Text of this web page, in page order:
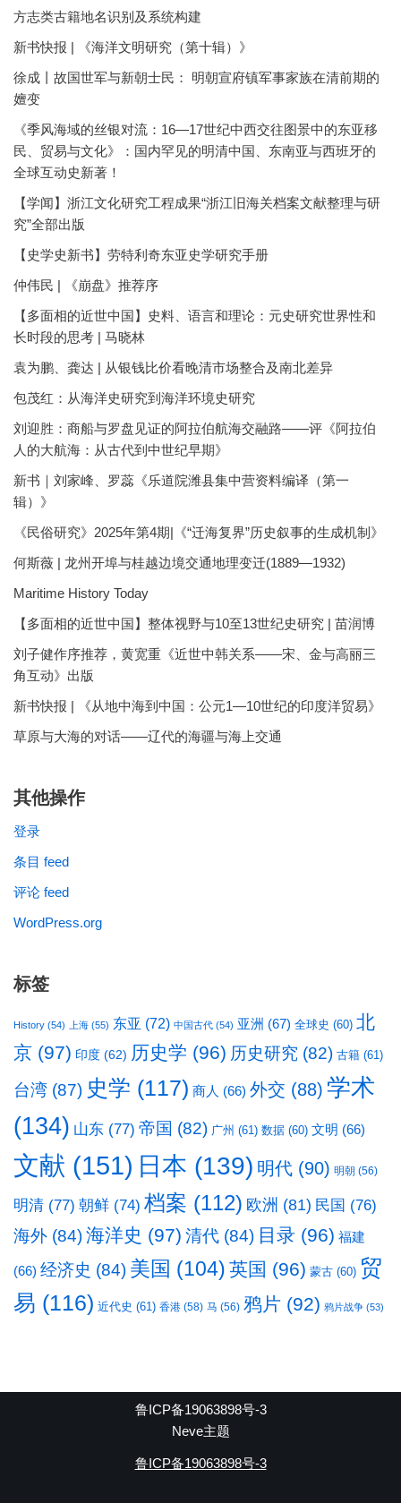
方志类古籍地名识别及系统构建
新书快报 | 《海洋文明研究（第十辑）》
徐成丨故国世军与新朝士民： 明朝宣府镇军事家族在清前期的
嬗变
《季风海域的丝银对流：16—17世纪中西交往图景中的东亚移
民、贸易与文化》：国内罕见的明清中国、东南亚与西班牙的
全球互动史新著！
【学闻】浙江文化研究工程成果“浙江旧海关档案文献整理与研
究”全部出版
【史学史新书】劳特利奇东亚史学研究手册
仲伟民 | 《崩盘》推荐序
【多面相的近世中国】史料、语言和理论：元史研究世界性和
长时段的思考 | 马晓林
袁为鹏、龚达 | 从银钱比价看晚清市场整合及南北差异
包茂红：从海洋史研究到海洋环境史研究
刘迎胜：商船与罗盘见证的阿拉伯航海交融路——评《阿拉伯
人的大航海：从古代到中世纪早期》
新书｜刘家峰、罗蕊《乐道院潍县集中营资料编译（第一
辑）》
《民俗研究》2025年第4期|《“迁海复界”历史叙事的生成机制》
何斯薇 | 龙州开埠与桂越边境交通地理变迁(1889—1932)
Maritime History Today
【多面相的近世中国】整体视野与10至13世纪史研究 | 苗润博
刘子健作序推荐，黄宽重《近世中韩关系——宋、金与高丽三
角互动》出版
新书快报 | 《从地中海到中国：公元1—10世纪的印度洋贸易》
草原与大海的对话——辽代的海疆与海上交通
其他操作
登录
条目 feed
评论 feed
WordPress.org
标签
History (54) 上海 (55) 东亚 (72) 中国古代 (54) 亚洲 (67) 全球史 (60) 北
京 (97) 印度 (62) 历史学 (96) 历史研究 (82) 古籍 (61)
台湾 (87) 史学 (117) 商人 (66) 外交 (88) 学术
(134) 山东 (77) 帝国 (82) 广州 (61) 数据 (60) 文明 (66)
文献 (151) 日本 (139) 明代 (90) 明朝 (56)
明清 (77) 朝鲜 (74) 档案 (112) 欧洲 (81) 民国 (76)
海外 (84)海洋史 (97) 清代 (84) 目录 (96) 福建
(66) 经济史 (84) 美国 (104) 英国 (96) 蒙古 (60) 贸
易 (116) 近代史 (61) 香港 (58) 马 (56) 鸦片 (92) 鸦片战争 (53)
鲁ICP备19063898号-3
Neve主题
鲁ICP备19063898号-3